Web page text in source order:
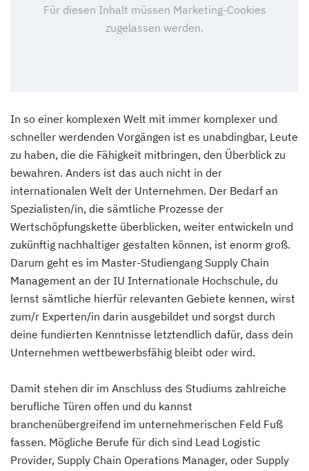
In so einer komplexen Welt mit immer komplexer und
schneller werdenden Vorgängen ist es unabdingbar, Leute
zu haben, die die Fähigkeit mitbringen, den Überblick zu
bewahren. Anders ist das auch nicht in der
internationalen Welt der Unternehmen. Der Bedarf an
Spezialisten/in, die sämtliche Prozesse der
Wertschöpfungskette überblicken, weiter entwickeln und
zukünftig nachhaltiger gestalten können, ist enorm groß.
Darum geht es im Master-Studiengang Supply Chain
Management an der IU Internationale Hochschule, du
lernst sämtliche hierfür relevanten Gebiete kennen, wirst
zum/r Experten/in darin ausgebildet und sorgst durch
deine fundierten Kenntnisse letztendlich dafür, dass dein
Unternehmen wettbewerbsfähig bleibt oder wird.
Damit stehen dir im Anschluss des Studiums zahlreiche
berufliche Türen offen und du kannst
branchenübergreifend im unternehmerischen Feld Fuß
fassen. Mögliche Berufe für dich sind Lead Logistic
Provider, Supply Chain Operations Manager, oder Supply